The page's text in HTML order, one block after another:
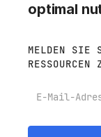
optimal
MELDEN SIE
RESSOURCEN